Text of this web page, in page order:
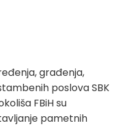
građenja,
poslova SBK
FBiH su
pametnih